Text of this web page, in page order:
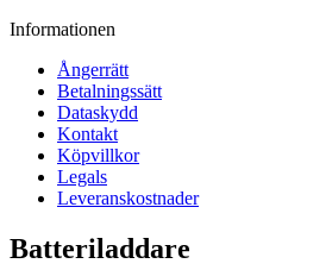
Informationen
Ångerrätt
Betalningssätt
Dataskydd
Kontakt
Köpvillkor
Legals
Leveranskostnader
Batteriladdare